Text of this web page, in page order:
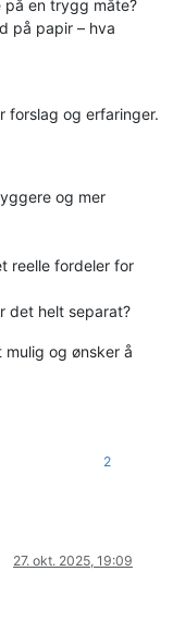
på en trygg måte?
på papir – hva
forslag og erfaringer.
og mer
reelle fordeler for
det helt separat?
og ønsker å
2
27. okt. 2025, 19:09